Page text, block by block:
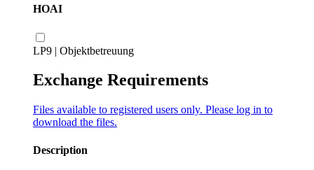
HOAI
LP9 | Objektbetreuun g
Exchange Requirements
Files available to registered users only. Please log in to
download the files.
Description